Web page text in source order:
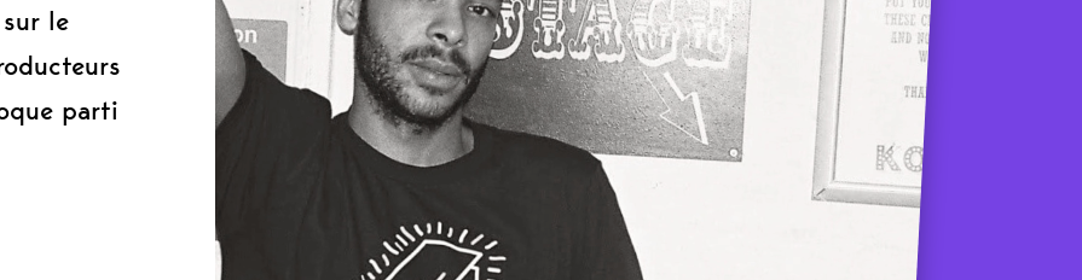
le
parti